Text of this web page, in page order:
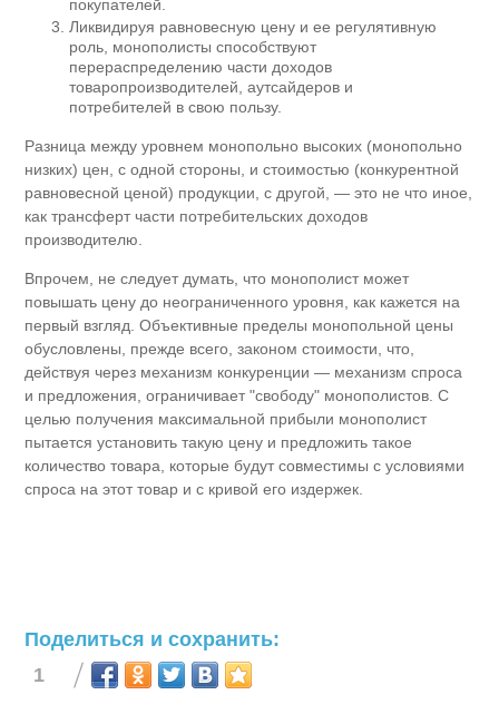
покупателей.
Ликвидируя равновесную цену и ее регулятивную
роль, монополисты способствуют
перераспределению части доходов
товаропроизводителей, аутсайдеров и
потребителей в свою пользу.
Разница между уровнем монопольно высоких (монопольно
низких) цен, с одной стороны, и стоимостью (конкурентной
равновесной ценой) продукции, с другой, — это не что иное,
как трансферт части потребительских доходов
производителю.
Впрочем, не следует думать, что монополист может
повышать цену до неограниченного уровня, как кажется на
первый взгляд. Объективные пределы монопольной цены
обусловлены, прежде всего, законом стоимости, что,
действуя через механизм конкуренции — механизм спроса
и предложения, ограничивает "свободу" монополистов. С
целью получения максимальной прибыли монополист
пытается установить такую цену и предложить такое
количество товара, которые будут совместимы с условиями
спроса на этот товар и с кривой его издержек.
Поделиться и сохранить:
1